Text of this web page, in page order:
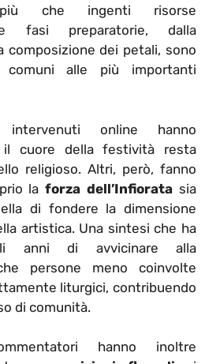
più che ingenti risorse
fasi preparatorie, dalla
composizione dei petali, sono
alle più importanti
online hanno
il cuore della festività resta
religioso. Altri, però, fanno
laforza dell’Infiorata sia
di fondere la dimensione
artistica. Una sintesi che ha
anni di avvicinare alla
persone meno coinvolte
liturgici, contribuendo
di comunità.
hanno inoltre